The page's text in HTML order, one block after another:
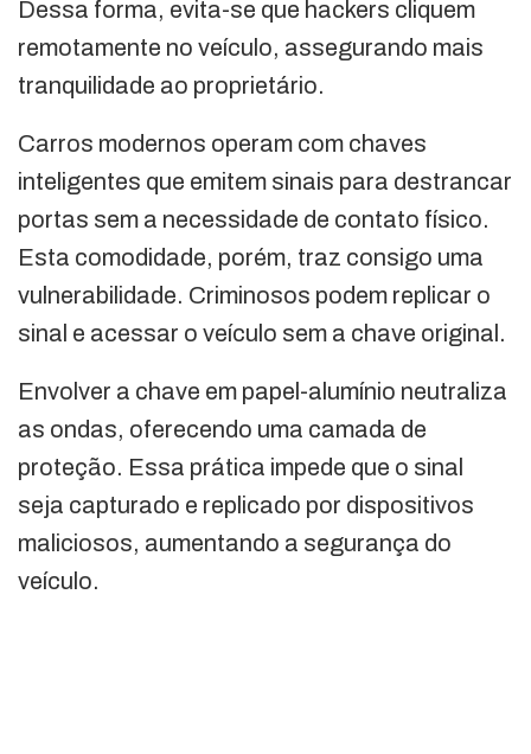
Dessa forma, evita-se que hackers cliquem
remotamente no veículo, assegurando mais
tranquilidade ao proprietário.
Carros modernos operam com chaves
inteligentes que emitem sinais para destrancar
portas sem a necessidade de contato físico.
Esta comodidade, porém, traz consigo uma
vulnerabilidade. Criminosos podem replicar o
sinal e acessar o veículo sem a chave original.
Envolver a chave em papel-alumínio neutraliza
as ondas, oferecendo uma camada de
proteção. Essa prática impede que o sinal
seja capturado e replicado por dispositivos
maliciosos, aumentando a segurança do
veículo.